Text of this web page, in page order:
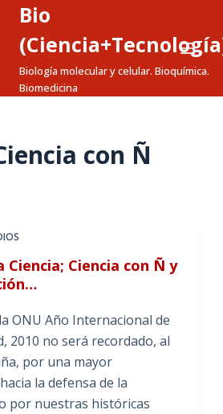
Bio
Biología molecular y celular. Bioquímica.
Biomedicina
con Ñ
Ciencia; Ciencia con Ñ y
ONU Año Internacional de
2010 no será recordado, al
por una mayor
la defensa de la
por nuestras históricas